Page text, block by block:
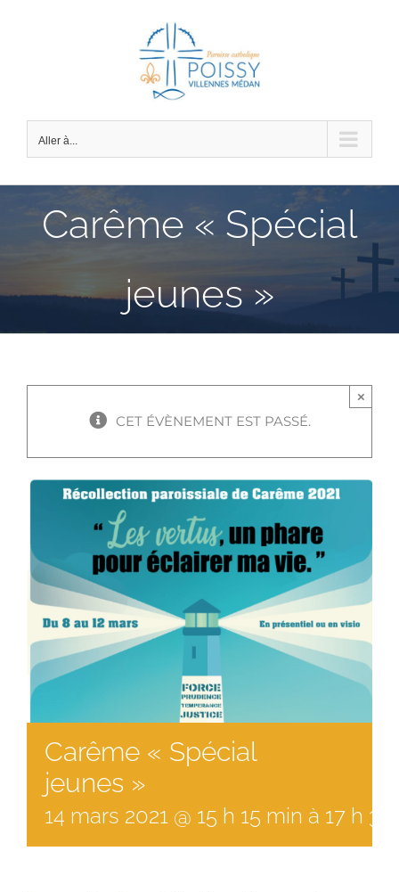
Aller à...
Carême « Spécial
jeunes »
CET ÉVÈNEMENT EST PASSÉ.
×
Carême « Spécial
jeunes »
14 mars 2021 @ 15 h 15 min à 17 h